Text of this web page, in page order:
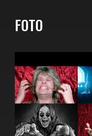
FOTO